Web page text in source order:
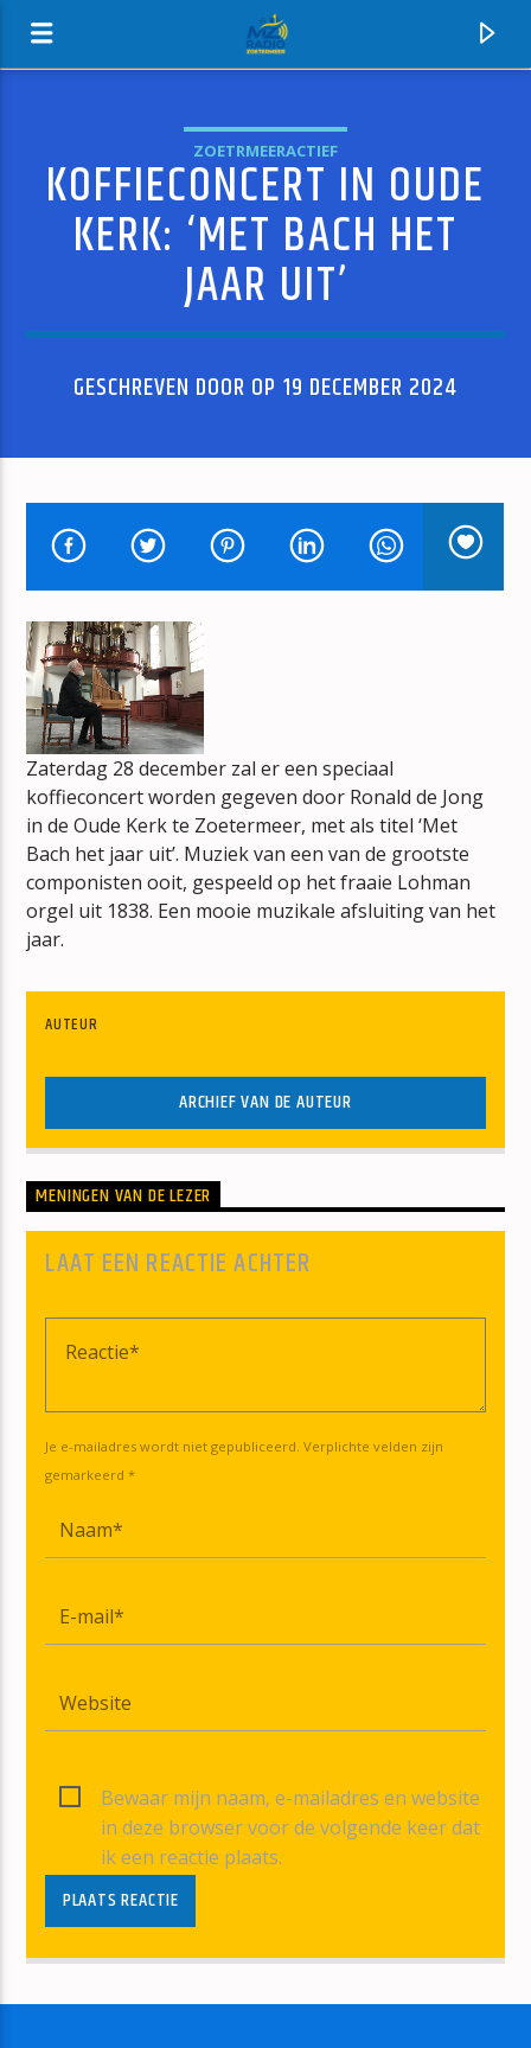
MZ-RADIO
HUIDIG NUMMER
ESTA VIDA
MARSHMELLO & FARRUKO
mz-radio
ZOETRMEERACTIEF
KOFFIECONCERT IN OUDE
KERK: ‘MET BACH HET
JAAR UIT’
GESCHREVEN DOOR OP 19 DECEMBER 2024
Zaterdag 28 december zal er een speciaal
koffieconcert worden gegeven door Ronald de Jong
in de Oude Kerk te Zoetermeer, met als titel ‘Met
Bach het jaar uit’. Muziek van een van de grootste
componisten ooit, gespeeld op het fraaie Lohman
orgel uit 1838. Een mooie muzikale afsluiting van het
jaar.
AUTEUR
ARCHIEF VAN DE AUTEUR
MENINGEN VAN DE LEZER
LAAT EEN REACTIE ACHTER
Je e-mailadres wordt niet gepubliceerd. Verplichte velden zijn
gemarkeerd *
Bewaar mijn naam, e-mailadres en website
in deze browser voor de volgende keer dat
ik een reactie plaats.